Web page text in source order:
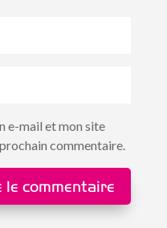
e-mail et mon site
commentaire.
commentaire